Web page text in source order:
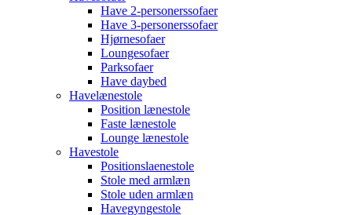
Have 2-personerssofaer
Have 3-personerssofaer
Hjørnesofaer
Loungesofaer
Parksofaer
Have daybed
Havelænestole
Position lænestole
Faste lænestole
Lounge lænestole
Havestole
Positionslaenestole
Stole med armlæn
Stole uden armlæn
Havegyngestole